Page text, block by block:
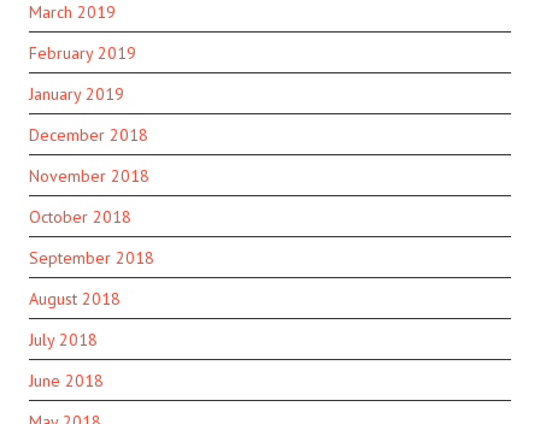
March 2019
February 2019
January 2019
December 2018
November 2018
October 2018
September 2018
August 2018
July 2018
June 2018